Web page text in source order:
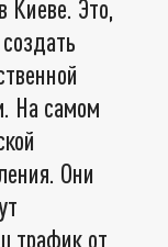
Это,
На самом
Они
трафик от